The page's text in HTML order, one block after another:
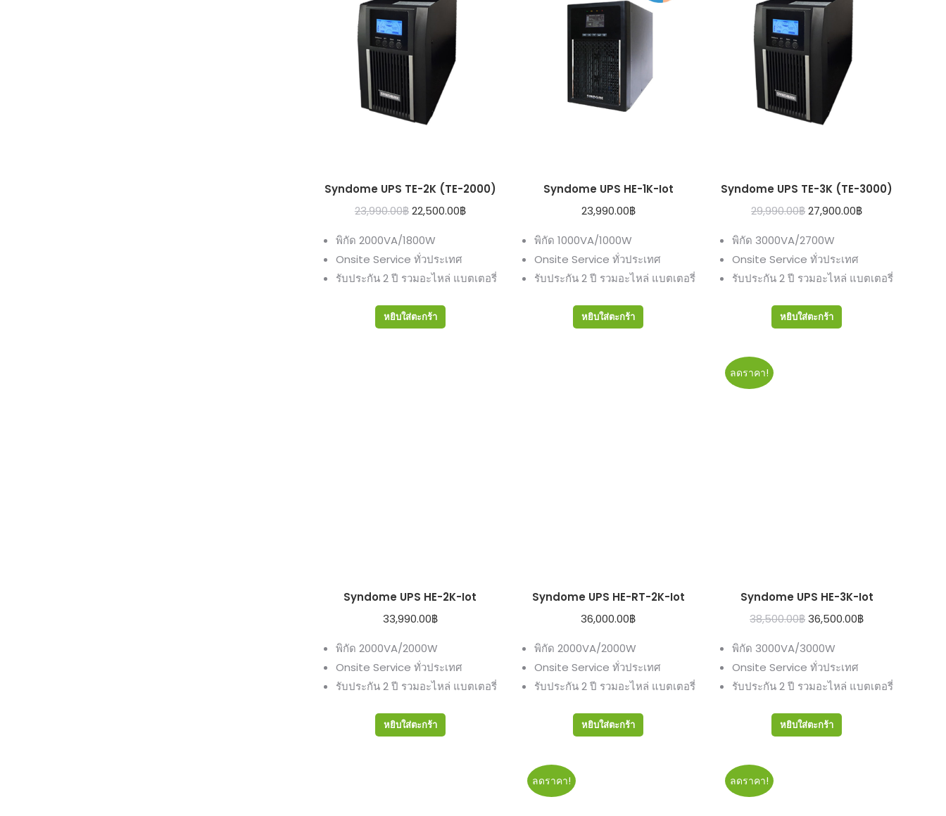
Syndome UPS TE-2K (TE-2000)
23,990.00฿Original
was:
23,990.00฿.
22,500.00฿Current
พิกัด 2000VA/1800W
Onsite Service ทั่วประเทศ
รับประกัน 2 ปี รวมอะไหล่ แบตเตอรี่
หยิบใส่ตะกร้า
Syndome UPS HE-1K-Iot
23,990.00฿
พิกัด 1000VA/1000W
Onsite Service ทั่วประเทศ
รับประกัน 2 ปี รวมอะไหล่ แบตเตอรี่
หยิบใส่ตะกร้า
Syndome UPS TE-3K (TE-3000)
29,990.00฿Original
was:
29,990.00฿.
27,900.00฿Current
พิกัด 3000VA/2700W
Onsite Service ทั่วประเทศ
รับประกัน 2 ปี รวมอะไหล่ แบตเตอรี่
หยิบใส่ตะกร้า
Syndome UPS HE-2K-Iot
33,990.00฿
พิกัด 2000VA/2000W
Onsite Service ทั่วประเทศ
รับประกัน 2 ปี รวมอะไหล่ แบตเตอรี่
หยิบใส่ตะกร้า
Syndome UPS HE-RT-2K-Iot
36,000.00฿
พิกัด 2000VA/2000W
Onsite Service ทั่วประเทศ
รับประกัน 2 ปี รวมอะไหล่ แบตเตอรี่
หยิบใส่ตะกร้า
ลดราคา!
Syndome UPS HE-3K-Iot
38,500.00฿Original
was:
38,500.00฿.
36,500.00฿Current
พิกัด 3000VA/3000W
Onsite Service ทั่วประเทศ
รับประกัน 2 ปี รวมอะไหล่ แบตเตอรี่
หยิบใส่ตะกร้า
ลดราคา! ลดราคา!